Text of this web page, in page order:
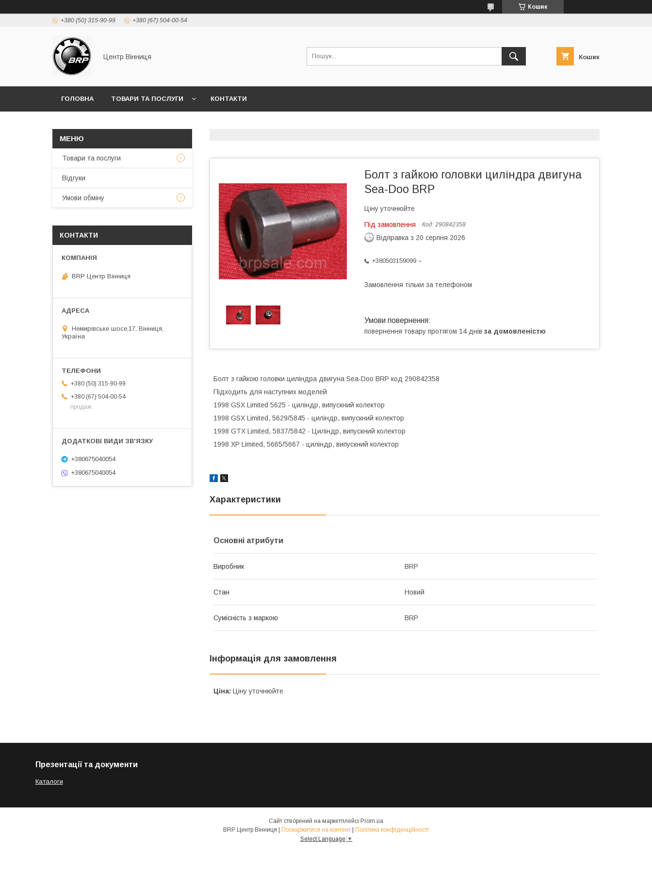
Кошик
+380 (50) 315-90-99 +380 (67) 504-00-54
Центр Вінниця Кошик
ГОЛОВНА ТОВАРИ ТА ПОСЛУГИ КОНТАКТИ
Болт з гайкою головки циліндра двигуна
Sea-Doo BRP
Ціну уточнюйте
Під замовлення Код: 290842358
Відправка з 20 серпня 2026
+380503159099
Замовлення тільки за телефоном
повернення товару протягом 14 днів за домовленістю
Болт з гайкою головки циліндра двигуна Sea-Doo BRP код 290842358
Підходить для наступних моделей
1998 GSX Limited 5625 - циліндр, випускний колектор
1998 GSX Limited, 5629/5845 - циліндр, випускний колектор
1998 GTX Limited, 5837/5842 - Циліндр, випускний колектор
1998 XP Limited, 5665/5667 - циліндр, випускний колектор
Характеристики
Основні атрибути
Виробник BRP
Стан Новий
Сумісність з маркою BRP
Інформація для замовлення
Ціна: Ціну уточнюйте
Товари та послуги
Відгуки
Умови обміну
КОНТАКТИ
BRP Центр Вінниця
Немирівське шосе,17, Вінниця,
Україна
+380 (50) 315-90-99
+380 (67) 504-00-54
продаж
+380675040054
+380675040054
Презентації та документи
Каталоги
Сайт створений на маркетплейсі Prom.ua
Поскаржитися на контент
Політика конфіденційності
Select Language ▼